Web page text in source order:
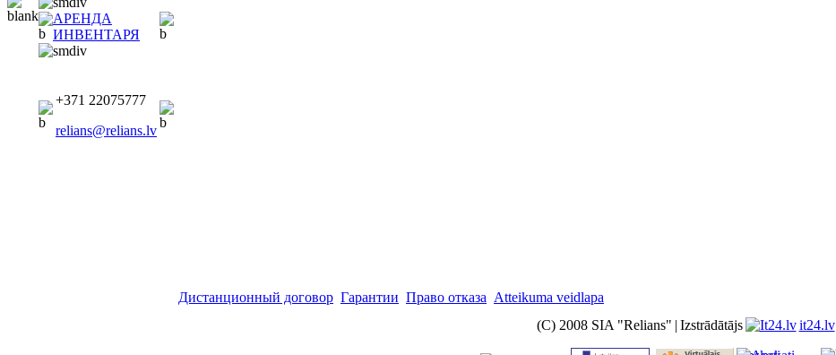
АРЕНДА
ИНВЕНТАРЯ
+371 22075777
relians@relians.lv
Дистанционный договор Гарантии Право отказа Atteikuma veidlapa
(C) 2008 SIA "Relians" | Izstrādātājs
it24.lv